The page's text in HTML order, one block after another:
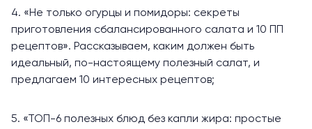
4. «Не только огурцы и помидоры: секреты
приготовления сбалансированного салата и 10 ПП
рецептов». Рассказываем, каким должен быть
идеальный, по-настоящему полезный салат, и
предлагаем 10 интересных рецептов;
5. « ТОП-6 полезных блюд без капли жира: простые